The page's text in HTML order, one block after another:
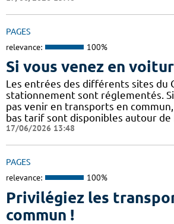
PAGES
relevance: 100%
Si vous venez en
Les entrées des différents sites du
stationnement sont réglementés.
pas venir en transports en
bas tarif sont disponibles autour de
17/06/2026 13:48
PAGES
relevance: 100%
Privilégiez les
commun !